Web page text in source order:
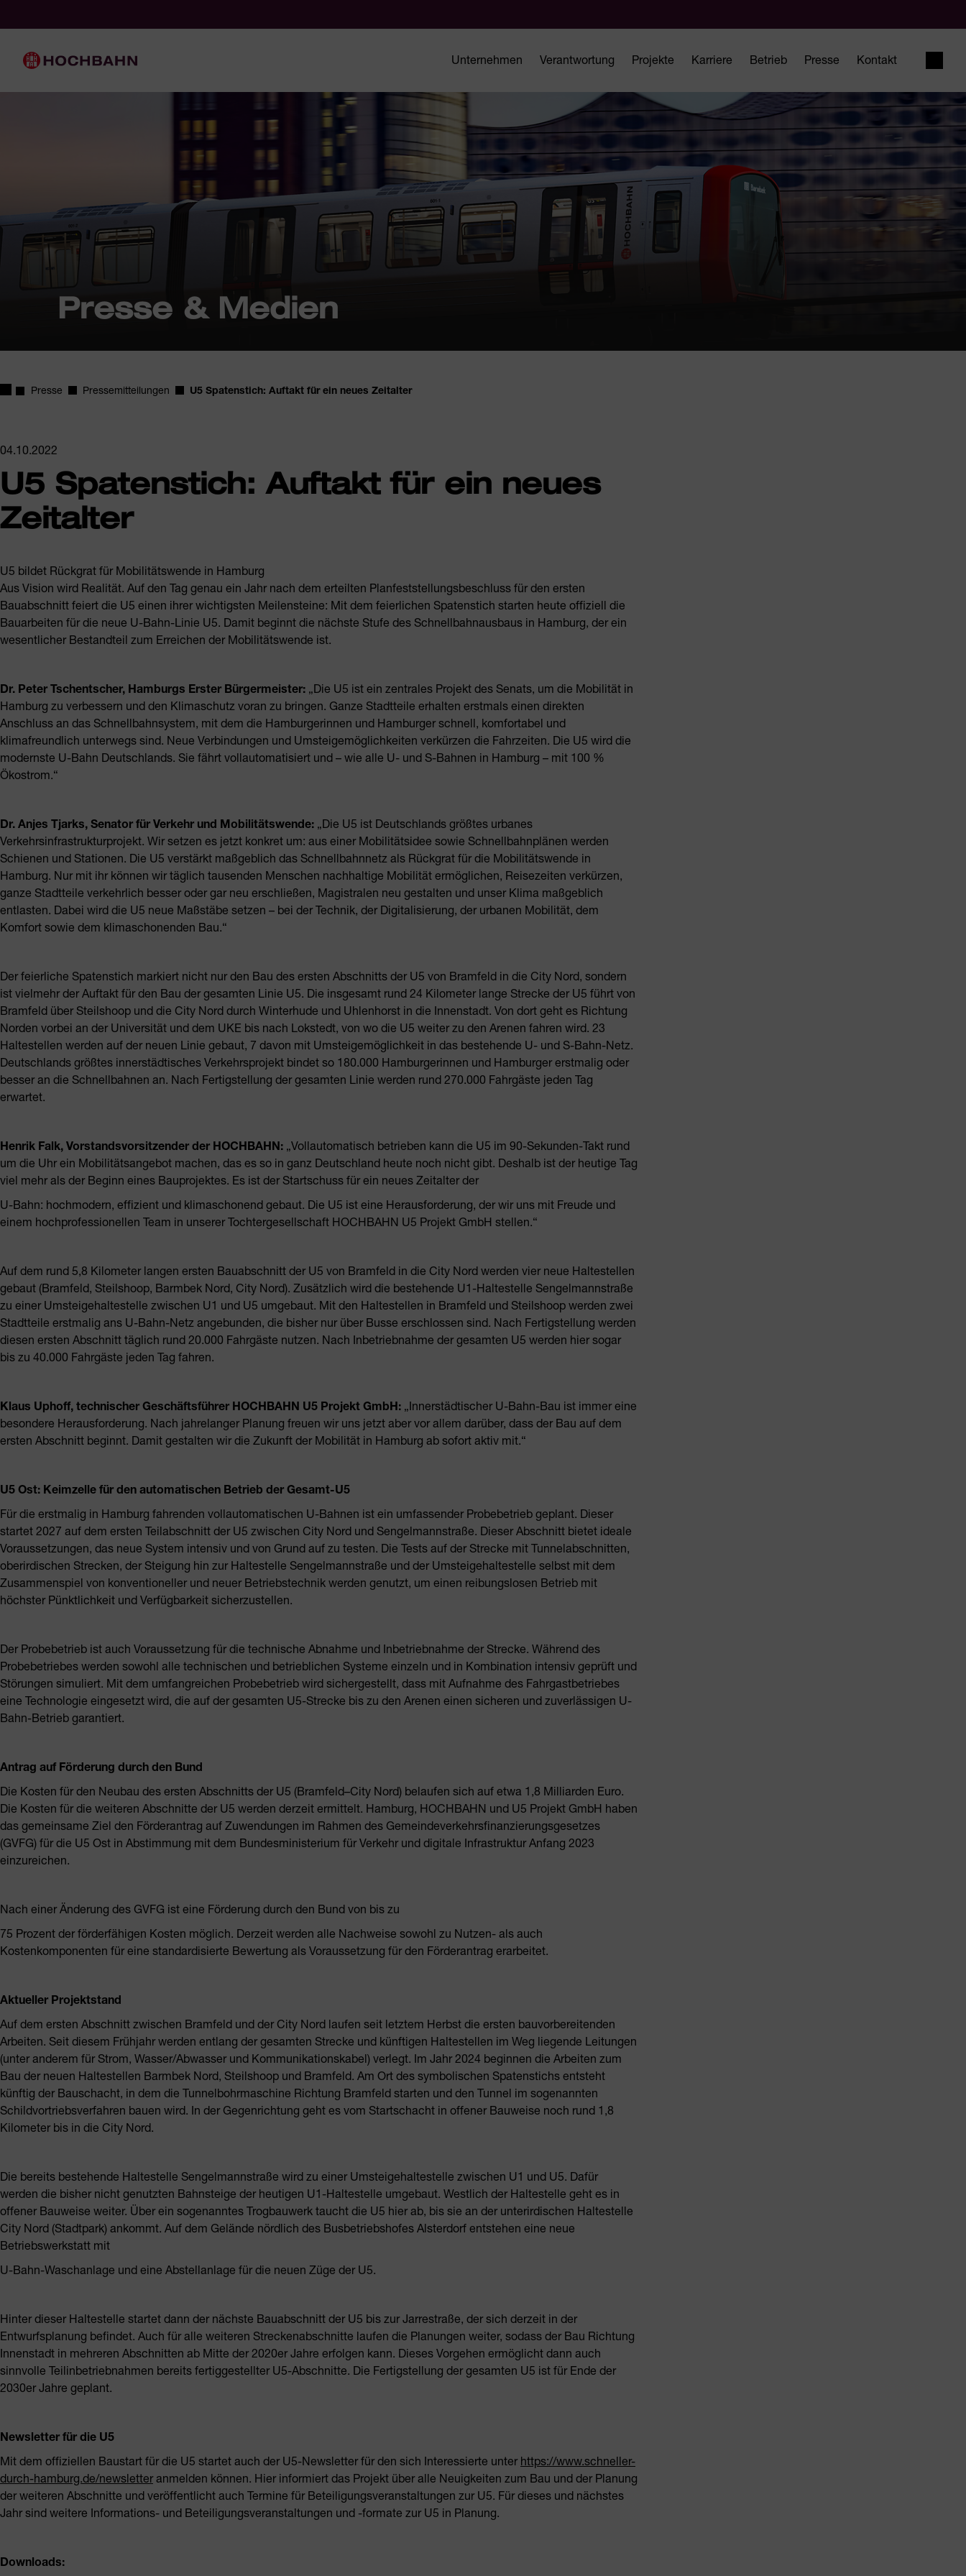
Hauptnavigation
Unternehmen Verantwortung Projekte Karriere Betrieb Presse Kontakt
Presse & Medien
Startseite
Presse Pressemitteilungen U5 Spatenstich: Auftakt für ein neues Zeitalter
04.10.2022
U5 Spatenstich: Auftakt für ein neues
Zeitalter
U5 bildet Rückgrat für Mobilitätswende in Hamburg
Aus Vision wird Realität. Auf den Tag genau ein Jahr nach dem erteilten Planfeststellungsbeschluss für den ersten
Bauabschnitt feiert die U5 einen ihrer wichtigsten Meilensteine: Mit dem feierlichen Spatenstich starten heute offiziell die
Bauarbeiten für die neue U-Bahn-Linie U5. Damit beginnt die nächste Stufe des Schnellbahnausbaus in Hamburg, der ein
wesentlicher Bestandteil zum Erreichen der Mobilitätswende ist.
Dr. Peter Tschentscher, Hamburgs Erster Bürgermeister: „Die U5 ist ein zentrales Projekt des Senats, um die Mobilität in
Hamburg zu verbessern und den Klimaschutz voran zu bringen. Ganze Stadtteile erhalten erstmals einen direkten
Anschluss an das Schnellbahnsystem, mit dem die Hamburgerinnen und Hamburger schnell, komfortabel und
klimafreundlich unterwegs sind. Neue Verbindungen und Umsteigemöglichkeiten verkürzen die Fahrzeiten. Die U5 wird die
modernste U-Bahn Deutschlands. Sie fährt vollautomatisiert und – wie alle U- und S-Bahnen in Hamburg – mit 100 %
Ökostrom.“
Dr. Anjes Tjarks, Senator für Verkehr und Mobilitätswende: „Die U5 ist Deutschlands größtes urbanes
Verkehrsinfrastrukturprojekt. Wir setzen es jetzt konkret um: aus einer Mobilitätsidee sowie Schnellbahnplänen werden
Schienen und Stationen. Die U5 verstärkt maßgeblich das Schnellbahnnetz als Rückgrat für die Mobilitätswende in
Hamburg. Nur mit ihr können wir täglich tausenden Menschen nachhaltige Mobilität ermöglichen, Reisezeiten verkürzen,
ganze Stadtteile verkehrlich besser oder gar neu erschließen, Magistralen neu gestalten und unser Klima maßgeblich
entlasten. Dabei wird die U5 neue Maßstäbe setzen – bei der Technik, der Digitalisierung, der urbanen Mobilität, dem
Komfort sowie dem klimaschonenden Bau.“
Der feierliche Spatenstich markiert nicht nur den Bau des ersten Abschnitts der U5 von Bramfeld in die City Nord, sondern
ist vielmehr der Auftakt für den Bau der gesamten Linie U5. Die insgesamt rund 24 Kilometer lange Strecke der U5 führt von
Bramfeld über Steilshoop und die City Nord durch Winterhude und Uhlenhorst in die Innenstadt. Von dort geht es Richtung
Norden vorbei an der Universität und dem UKE bis nach Lokstedt, von wo die U5 weiter zu den Arenen fahren wird. 23
Haltestellen werden auf der neuen Linie gebaut, 7 davon mit Umsteigemöglichkeit in das bestehende U- und S-Bahn-Netz.
Deutschlands größtes innerstädtisches Verkehrsprojekt bindet so 180.000 Hamburgerinnen und Hamburger erstmalig oder
besser an die Schnellbahnen an. Nach Fertigstellung der gesamten Linie werden rund 270.000 Fahrgäste jeden Tag
erwartet.
Henrik Falk, Vorstandsvorsitzender der HOCHBAHN: „Vollautomatisch betrieben kann die U5 im 90-Sekunden-Takt rund
um die Uhr ein Mobilitätsangebot machen, das es so in ganz Deutschland heute noch nicht gibt. Deshalb ist der heutige Tag
viel mehr als der Beginn eines Bauprojektes. Es ist der Startschuss für ein neues Zeitalter der
U-Bahn: hochmodern, effizient und klimaschonend gebaut. Die U5 ist eine Herausforderung, der wir uns mit Freude und
einem hochprofessionellen Team in unserer Tochtergesellschaft HOCHBAHN U5 Projekt GmbH stellen.“
Auf dem rund 5,8 Kilometer langen ersten Bauabschnitt der U5 von Bramfeld in die City Nord werden vier neue Haltestellen
gebaut (Bramfeld, Steilshoop, Barmbek Nord, City Nord). Zusätzlich wird die bestehende U1-Haltestelle Sengelmannstraße
zu einer Umsteigehaltestelle zwischen U1 und U5 umgebaut. Mit den Haltestellen in Bramfeld und Steilshoop werden zwei
Stadtteile erstmalig ans U-Bahn-Netz angebunden, die bisher nur über Busse erschlossen sind. Nach Fertigstellung werden
diesen ersten Abschnitt täglich rund 20.000 Fahrgäste nutzen. Nach Inbetriebnahme der gesamten U5 werden hier sogar
bis zu 40.000 Fahrgäste jeden Tag fahren.
Klaus Uphoff, technischer Geschäftsführer HOCHBAHN U5 Projekt GmbH: „Innerstädtischer U-Bahn-Bau ist immer eine
besondere Herausforderung. Nach jahrelanger Planung freuen wir uns jetzt aber vor allem darüber, dass der Bau auf dem
ersten Abschnitt beginnt. Damit gestalten wir die Zukunft der Mobilität in Hamburg ab sofort aktiv mit.“
U5 Ost: Keimzelle für den automatischen Betrieb der Gesamt-U5
Für die erstmalig in Hamburg fahrenden vollautomatischen U-Bahnen ist ein umfassender Probebetrieb geplant. Dieser
startet 2027 auf dem ersten Teilabschnitt der U5 zwischen City Nord und Sengelmannstraße. Dieser Abschnitt bietet ideale
Voraussetzungen, das neue System intensiv und von Grund auf zu testen. Die Tests auf der Strecke mit Tunnelabschnitten,
oberirdischen Strecken, der Steigung hin zur Haltestelle Sengelmannstraße und der Umsteigehaltestelle selbst mit dem
Zusammenspiel von konventioneller und neuer Betriebstechnik werden genutzt, um einen reibungslosen Betrieb mit
höchster Pünktlichkeit und Verfügbarkeit sicherzustellen.
Der Probebetrieb ist auch Voraussetzung für die technische Abnahme und Inbetriebnahme der Strecke. Während des
Probebetriebes werden sowohl alle technischen und betrieblichen Systeme einzeln und in Kombination intensiv geprüft und
Störungen simuliert. Mit dem umfangreichen Probebetrieb wird sichergestellt, dass mit Aufnahme des Fahrgastbetriebes
eine Technologie eingesetzt wird, die auf der gesamten U5-Strecke bis zu den Arenen einen sicheren und zuverlässigen U-
Bahn-Betrieb garantiert.
Antrag auf Förderung durch den Bund
Die Kosten für den Neubau des ersten Abschnitts der U5 (Bramfeld–City Nord) belaufen sich auf etwa 1,8 Milliarden Euro.
Die Kosten für die weiteren Abschnitte der U5 werden derzeit ermittelt. Hamburg, HOCHBAHN und U5 Projekt GmbH haben
das gemeinsame Ziel den Förderantrag auf Zuwendungen im Rahmen des Gemeindeverkehrsfinanzierungsgesetzes
(GVFG) für die U5 Ost in Abstimmung mit dem Bundesministerium für Verkehr und digitale Infrastruktur Anfang 2023
einzureichen.
Nach einer Änderung des GVFG ist eine Förderung durch den Bund von bis zu
75 Prozent der förderfähigen Kosten möglich. Derzeit werden alle Nachweise sowohl zu Nutzen- als auch
Kostenkomponenten für eine standardisierte Bewertung als Voraussetzung für den Förderantrag erarbeitet.
Aktueller Projektstand
Auf dem ersten Abschnitt zwischen Bramfeld und der City Nord laufen seit letztem Herbst die ersten bauvorbereitenden
Arbeiten. Seit diesem Frühjahr werden entlang der gesamten Strecke und künftigen Haltestellen im Weg liegende Leitungen
(unter anderem für Strom, Wasser/Abwasser und Kommunikationskabel) verlegt. Im Jahr 2024 beginnen die Arbeiten zum
Bau der neuen Haltestellen Barmbek Nord, Steilshoop und Bramfeld. Am Ort des symbolischen Spatenstichs entsteht
künftig der Bauschacht, in dem die Tunnelbohrmaschine Richtung Bramfeld starten und den Tunnel im sogenannten
Schildvortriebsverfahren bauen wird. In der Gegenrichtung geht es vom Startschacht in offener Bauweise noch rund 1,8
Kilometer bis in die City Nord.
Die bereits bestehende Haltestelle Sengelmannstraße wird zu einer Umsteigehaltestelle zwischen U1 und U5. Dafür
werden die bisher nicht genutzten Bahnsteige der heutigen U1-Haltestelle umgebaut. Westlich der Haltestelle geht es in
offener Bauweise weiter. Über ein sogenanntes Trogbauwerk taucht die U5 hier ab, bis sie an der unterirdischen Haltestelle
City Nord (Stadtpark) ankommt. Auf dem Gelände nördlich des Busbetriebshofes Alsterdorf entstehen eine neue
Betriebswerkstatt mit
U-Bahn-Waschanlage und eine Abstellanlage für die neuen Züge der U5.
Hinter dieser Haltestelle startet dann der nächste Bauabschnitt der U5 bis zur Jarrestraße, der sich derzeit in der
Entwurfsplanung befindet. Auch für alle weiteren Streckenabschnitte laufen die Planungen weiter, sodass der Bau Richtung
Innenstadt in mehreren Abschnitten ab Mitte der 2020er Jahre erfolgen kann. Dieses Vorgehen ermöglicht dann auch
sinnvolle Teilinbetriebnahmen bereits fertiggestellter U5-Abschnitte. Die Fertigstellung der gesamten U5 ist für Ende der
2030er Jahre geplant.
Newsletter für die U5
Mit dem offiziellen Baustart für die U5 startet auch der U5-Newsletter für den sich Interessierte unter https://www.schneller-
durch-hamburg.de/newsletteranmelden können. Hier informiert das Projekt über alle Neuigkeiten zum Bau und der Planung
der weiteren Abschnitte und veröffentlicht auch Termine für Beteiligungsveranstaltungen zur U5. Für dieses und nächstes
Jahr sind weitere Informations- und Beteiligungsveranstaltungen und -formate zur U5 in Planung.
Downloads: